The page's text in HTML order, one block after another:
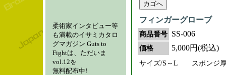
柔術家インタビュー等
も満載のイサミカタロ
グマガジン Guts to
Fightは、ただいま
vol.12を
無料配布中!
フィンガーグローブ
商品番号 SS-006
価格 5,000円(税込)
サイズ/S～L スポンジ厚